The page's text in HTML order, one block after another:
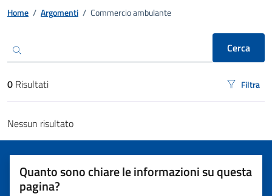
Ricerca
Home / Argomenti / Commercio ambulante
Cerca
risultati di ricerca
0 Risultati Filtra
Nessun risultato
Quanto sono chiare le informazioni su questa
pagina?